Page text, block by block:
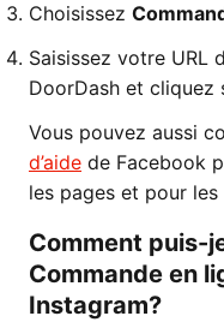
Choisissez
Saisissez votre URL
DoorDash et cliquez
Vous pouvez aussi
d’aide de Facebook
les pages et pour les
Comment puis-
Commande en
Instagram?